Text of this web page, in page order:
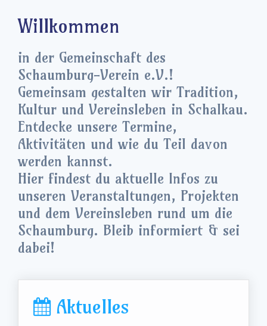
Willkommen
in der Gemeinschaft des
Schaumburg-Verein e.V.!
Gemeinsam gestalten wir Tradition,
Kultur und Vereinsleben in Schalkau.
Entdecke unsere Termine,
Aktivitäten und wie du Teil davon
werden kannst.
Hier findest du aktuelle Infos zu
unseren Veranstaltungen, Projekten
und dem Vereinsleben rund um die
Schaumburg. Bleib informiert & sei
dabei!
Aktuelles